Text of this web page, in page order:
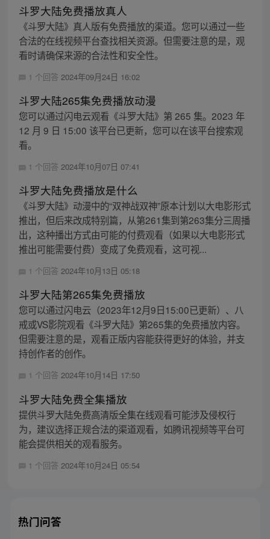
斗罗大陆免费播放真人
《斗罗大陆》真人版有免费播放的渠道。您可以通过一些
合法的在线视频平台查找相关资源。但需要注意的是，观
看时请确保来源的合法性和安全性。
1 个回答 2024年09月24日 16:02
斗罗大陆265集免费播放动漫
您可以通过闪电云观看《斗罗大陆》第 265 集。2023 年
12 月 9 日 15:00 该平台已更新，您可以在该平台搜索观
看。
1 个回答 2024年10月07日 07:41
斗罗大陆免费播放是什么
《斗罗大陆》动漫中的“双神战双神”原本计划以大电影形式
推出，但后来改成特别篇，从第261集到第263集分三周播
出，这种播出方式由可能的付费观看（如果以大电影形式
推出可能需要付费）变成了免费观看，这可视...
1 个回答 2024年10月13日 05:18
斗罗大陆第265集免费播放
您可以通过闪电云（2023年12月9日15:00已更新）、八
戒或VS影院观看《斗罗大陆》第265集的免费播放内容。
但需要注意的是，观看正版内容能获得更好的体验，并支
持创作者的创作。
1 个回答 2024年10月14日 17:50
斗罗大陆免费全集播放
提供斗罗大陆免费高清版全集在线观看可能涉及侵权行
为，建议选择正规合法的渠道观看，如腾讯视频等平台可
能会提供相关的观看服务。
1 个回答 2024年10月24日 05:54
热门问答